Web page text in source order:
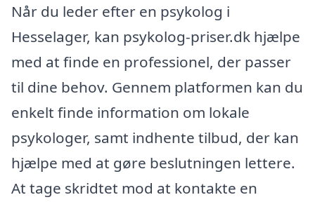
Når du leder efter en psykolog i
Hesselager, kan psykolog-priser.dk hjælpe
med at finde en professionel, der passer
til dine behov. Gennem platformen kan du
enkelt finde information om lokale
psykologer, samt indhente tilbud, der kan
hjælpe med at gøre beslutningen lettere.
At tage skridtet mod at kontakte en